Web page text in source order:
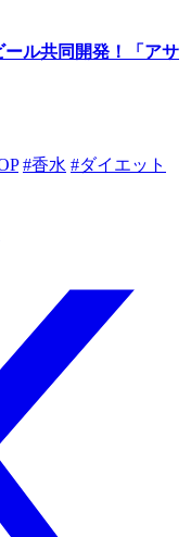
ル共同開発！「アサ
#香水 #ダイエット